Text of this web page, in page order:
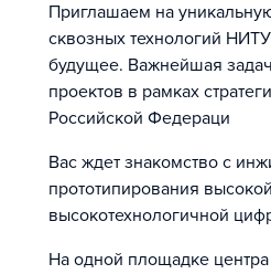
Приглашаем на
сквозных технологий
будущее. Важнейшая
проектов в рамках
Российской Федераци
Вас ждет знакомство с
прототипирования
высокотехнологичной
На одной площадке